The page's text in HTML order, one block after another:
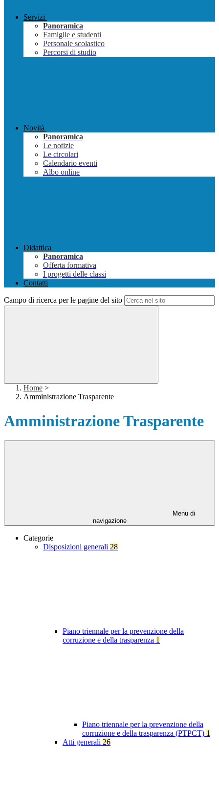
Servizi
Panoramica
Famiglie e studenti
Personale scolastico
Percorsi di studio
Novità
Panoramica
Le notizie
Le circolari
Calendario eventi
Albo online
Didattica
Panoramica
Offerta formativa
I progetti delle classi
Contatti
Campo di ricerca per le pagine del sito
Home >
Amministrazione Trasparente
Amministrazione Trasparente
Menu di
navigazione
Categorie
Disposizioni generali 28
Piano triennale per la prevenzione della
corruzione e della trasparenza 1
Piano triennale per la prevenzione della
corruzione e della trasparenza (PTPCT) 1
Atti generali 26